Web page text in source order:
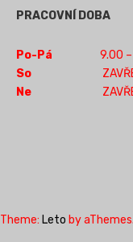
PRACOVNÍ DOBA
Po-Pá
9.00
So
Ne
Theme: Leto by aThemes.